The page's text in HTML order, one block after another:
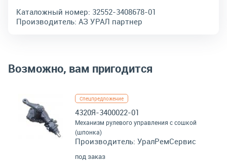
Каталожный номер: 32552-3408678-01
Производитель: АЗ УРАЛ партнер
Возможно, вам пригодится
Спецпредложение
4320Я-3400022-01
Механизм рулевого управления с сошкой
(шпонка)
Производитель: УралРемСервис
под заказ